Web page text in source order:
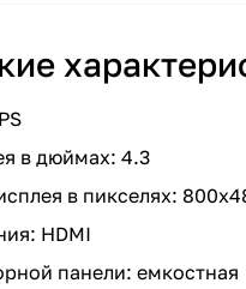
в дюймах: 4.3
в пикселях:
HDMI
панели: емкостная